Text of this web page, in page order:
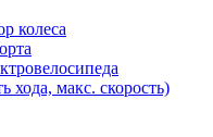
колеса
хода, макс. скорость)